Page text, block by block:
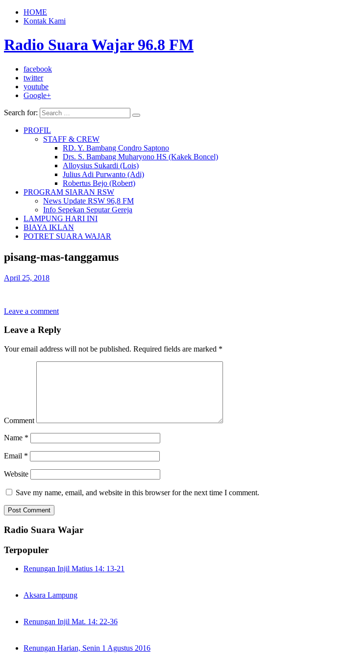
HOME
Kontak Kami
Radio Suara Wajar 96.8 FM
facebook
twitter
youtube
Google+
Search for:
PROFIL
STAFF & CREW
RD. Y. Bambang Condro Saptono
Drs. S. Bambang Muharyono HS (Kakek Boncel)
Alloysius Sukardi (Lois)
Julius Adi Purwanto (Adi)
Robertus Bejo (Robert)
PROGRAM SIARAN RSW
News Update RSW 96,8 FM
Info Sepekan Seputar Gereja
LAMPUNG HARI INI
BIAYA IKLAN
POTRET SUARA WAJAR
pisang-mas-tanggamus
April 25, 2018
Leave a comment
Leave a Reply
Your email address will not be published. Required fields are marked *
Comment
Name *
Email *
Website
Save my name, email, and website in this browser for the next time I comment.
Radio Suara Wajar
Terpopuler
Renungan Injil Matius 14: 13-21
Aksara Lampung
Renungan Injil Mat. 14: 22-36
Renungan Harian, Senin 1 Agustus 2016